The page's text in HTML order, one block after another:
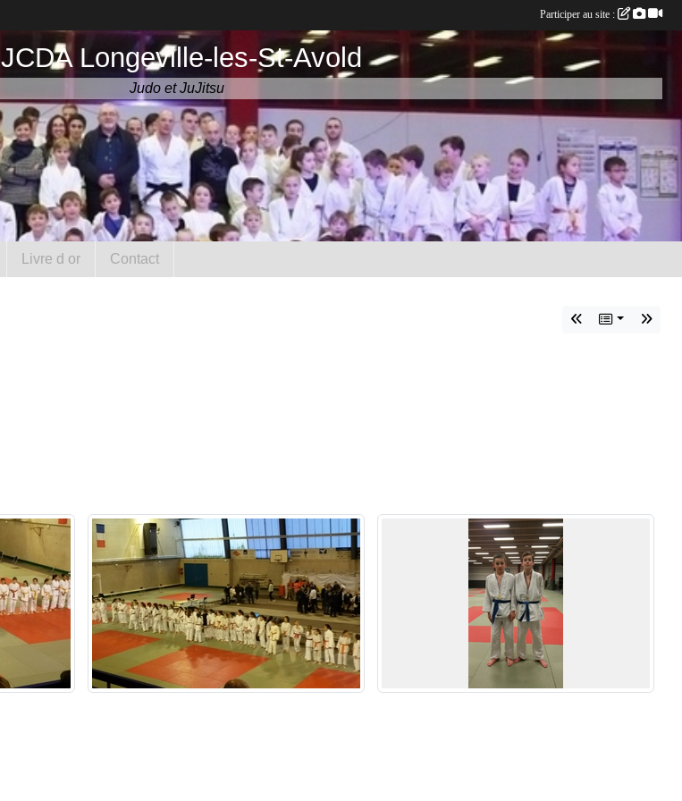
JCDA Longeville-les-St-Avold
Judo et JuJitsu
Livre d or Contact
Participer au site :